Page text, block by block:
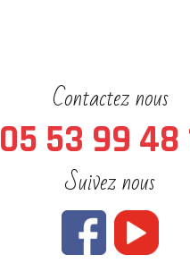
Contactez nous
05 53 99 48
Suivez nous